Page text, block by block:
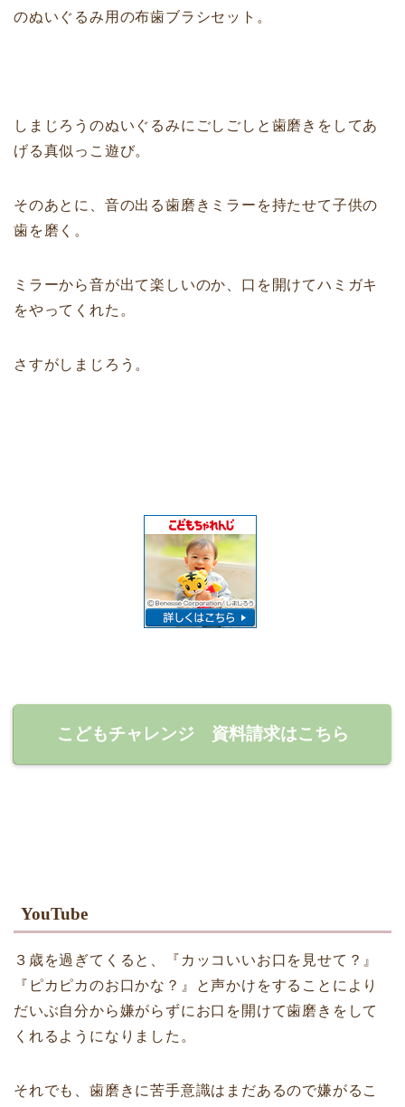
のぬいぐるみ用の布歯ブラシセット。
しまじろうのぬいぐるみにごしごしと歯磨きをしてあ
げる真似っこ遊び。
そのあとに、音の出る歯磨きミラーを持たせて子供の
歯を磨く。
ミラーから音が出て楽しいのか、口を開けてハミガキ
をやってくれた。
さすがしまじろう。
こどもチャレンジ 資料請求はこちら
YouTube
３歳を過ぎてくると、『カッコいいお口を見せて？』
『ピカピカのお口かな？』と声かけをすることにより
だいぶ自分から嫌がらずにお口を開けて歯磨きをして
くれるようになりました。
それでも、歯磨きに苦手意識はまだあるので嫌がるこ